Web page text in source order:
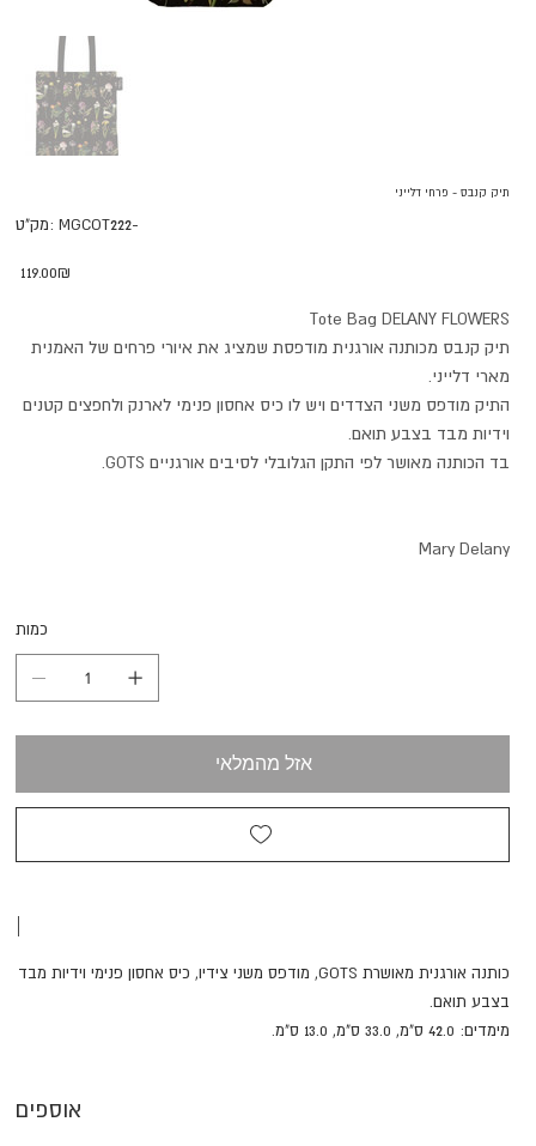
תיק קנבס - פרחי דלייני
מק"ט: MGCOT222-
MGCOT222-
‏119.00 ‏₪
Tote Bag DELANY FLOWERS
תיק קנבס מכותנה אורגנית מודפסת שמציג את איורי פרחים של האמנית
מארי דלייני.
התיק מודפס משני הצדדים ויש לו כיס אחסון פנימי לארנק ולחפצים קטנים
וידיות מבד בצבע תואם.
בד הכותנה מאושר לפי התקן הגלובלי לסיבים אורגניים GOTS.
Mary Delany
כמות
אזל מהמלאי
|
כותנה אורגנית מאושרת GOTS, מודפס משני צידיו, כיס אחסון פנימי וידיות מבד
בצבע תואם.
מימדים: 42.0 ס"מ, 33.0 ס"מ, 13.0 ס"מ.
אוספים